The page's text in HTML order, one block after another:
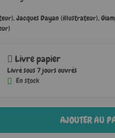
,Jacques Dayan (illustrateur),
Livre papier
Livré sous 7 jours ouvrés
En stock
AJOUTER AU